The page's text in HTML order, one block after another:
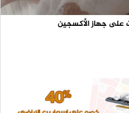
على جهاز الأكسجين